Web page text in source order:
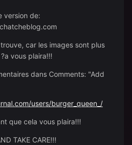
version de:
car les images sont plus
vous plaira!!!
dans Comments: "Add
users/burger_queen_/
que cela vous plaira!!!
TAKE CARE!!!